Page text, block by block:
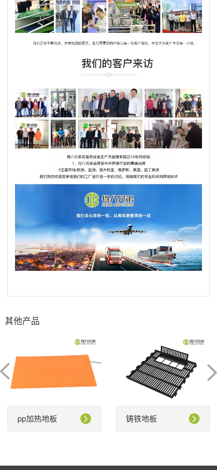
其他产品
pp加热地板 铸铁地板